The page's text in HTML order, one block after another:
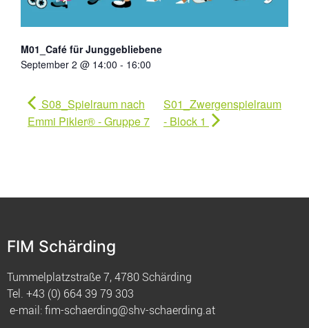
M01_Café für Junggebliebene
September 2 @ 14:00 - 16:00
S08_Spielraum nach
Emmi Pikler® - Gruppe 7
S01_Zwergenspielraum
- Block 1
FIM Schärding
Tummelplatzstraße 7, 4780 Schärding
Tel. +43 (0) 664 39 79 303
e-mail:fim-schaerding@shv-schaerding.at